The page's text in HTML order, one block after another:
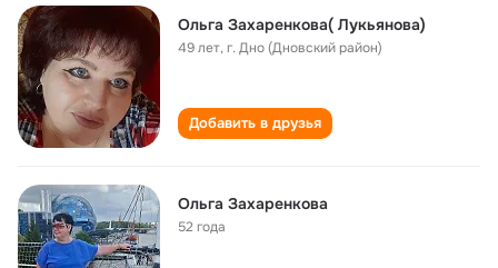
Ольга Захаренкова( Лукьянова)
49 лет,г. Дно (Дновский район)
Добавить в друзья
Ольга Захаренкова
52 года